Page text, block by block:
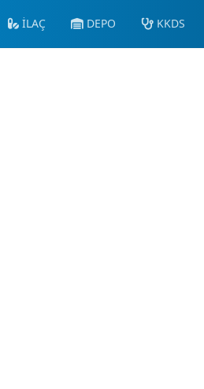
İLAÇ DEPO KKDS